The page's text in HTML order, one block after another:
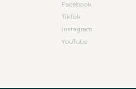
Facebook
TikTok
Instagram
YouTube